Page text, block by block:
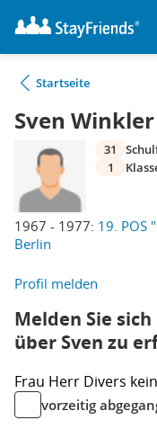
Startseite
Sven Winkler
1967 - 1977: 19. POS
Berlin
31
1
Profil melden
Melden Sie
über Sven zu
Frau Herr Divers
vorzeitig